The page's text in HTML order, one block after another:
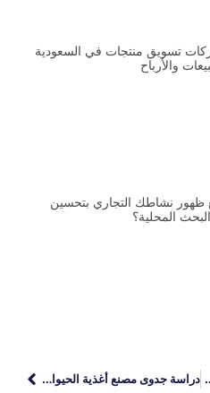
تسويق منتجات في السعودية
والأرباح
ظهور نشاطك التجاري بتحسين
المحلية؟
تجاري ناجح ومستدام دراسة جدوى مصنع أغذية الحيوانات الأليفة